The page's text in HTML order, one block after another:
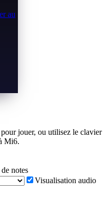
au
jouer, ou utilisez le clavier
Mi6.
notes
Visualisation audio